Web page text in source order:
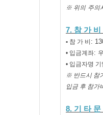
※ 위의 주의
7. 참 가 비
• 참 가 비 :
• 입금계좌:
• 입금자명
※ 반드시 참
입금 후 참가
8. 기 타 문